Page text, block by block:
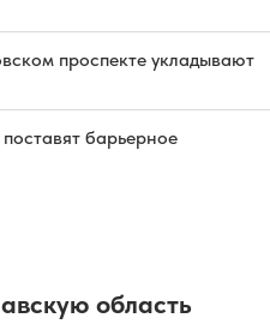
проспекте укладывают
барьерное
область